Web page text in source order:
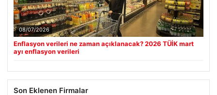
08/07/2026
Enflasyon verileri ne zaman açıklanacak? 2026 TÜİK mart
ayı enflasyon verileri
Son Eklenen Firmalar